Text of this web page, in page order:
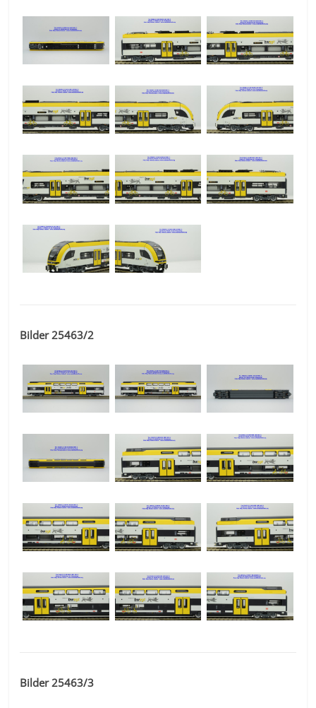
Bilder 25463/2
Bilder 25463/3